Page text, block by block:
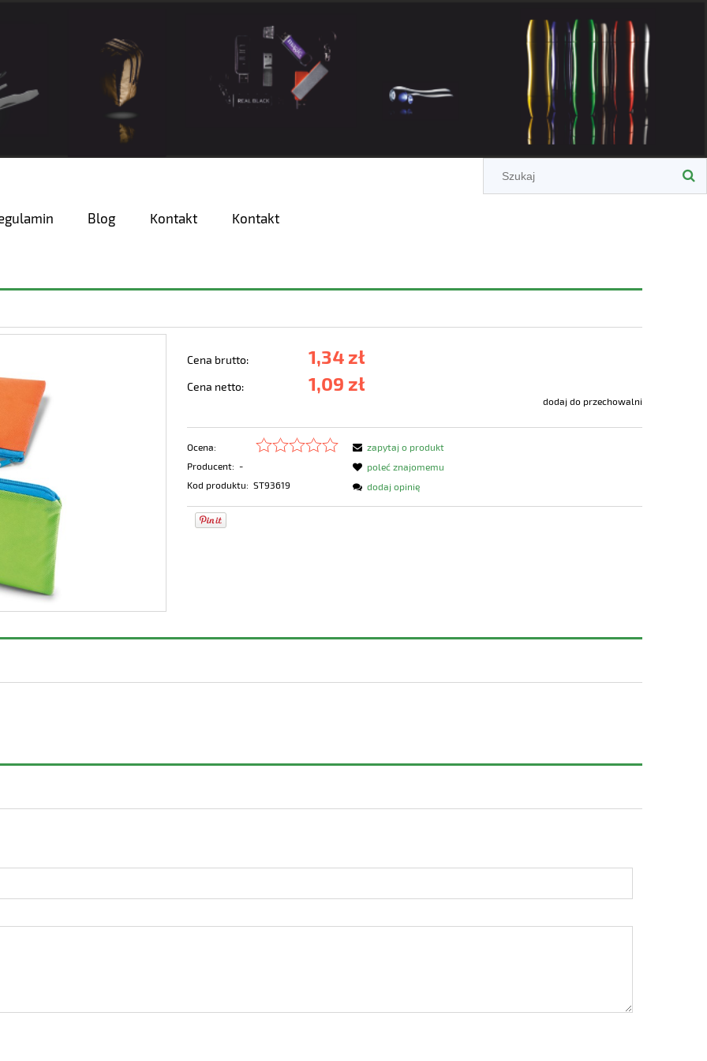
Blog Kontakt Kontakt
Cena brutto: 1,34 zł
Cena netto: 1,09 zł
dodaj do przechowalni
Ocena:
Producent: -
Kod produktu: ST93619
zapytaj o produkt
poleć znajomemu
dodaj opinię